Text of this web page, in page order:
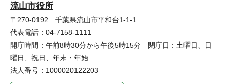
流山市役所
〒270-0192 千葉県流山市平和台1-1-1
代表電話：04-7158-1111
開庁時間：午前8時30分から午後5時15分 閉庁日：土曜日、日
曜日、祝日、年末・年始
法人番号：1000020122203